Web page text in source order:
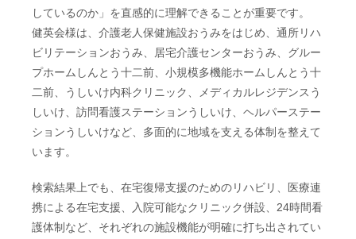
しているのか」を直感的に理解できることが重要です。
健英会様は、介護老人保健施設おうみをはじめ、通所リハ
ビリテーションおうみ、居宅介護センターおうみ、グルー
プホームしんとう十二前、小規模多機能ホームしんとう十
二前、うしいけ内科クリニック、メディカルレジデンスう
しいけ、訪問看護ステーションうしいけ、ヘルパーステー
ションうしいけなど、多面的に地域を支える体制を整えて
います。
検索結果上でも、在宅復帰支援のためのリハビリ、医療連
携による在宅支援、入院可能なクリニック併設、24時間看
護体制など、それぞれの施設機能が明確に打ち出されてい